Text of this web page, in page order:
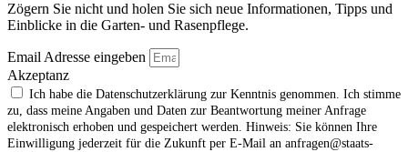
Zögern Sie nicht und holen Sie sich neue Informationen, Tipps und
Einblicke in die Garten- und Rasenpflege.
Email Adresse eingeben
Akzeptanz
Ich habe die Datenschutzerklärung zur Kenntnis genommen. Ich stimme
zu, dass meine Angaben und Daten zur Beantwortung meiner Anfrage
elektronisch erhoben und gespeichert werden. Hinweis: Sie können Ihre
Einwilligung jederzeit für die Zukunft per E‑Mail an anfragen@staats-